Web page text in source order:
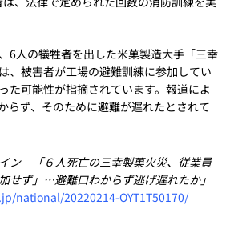
6人の犠牲者を出した米菓製造大手「三幸
、被害者が工場の避難訓練に参加してい
た可能性が指摘されています。報道によ
らず、そのために避難が遅れたとされて
ン 「６人死亡の三幸製菓火災、従業員
せず」…避難口わからず逃げ遅れたか」
national/20220214-OYT1T50170/